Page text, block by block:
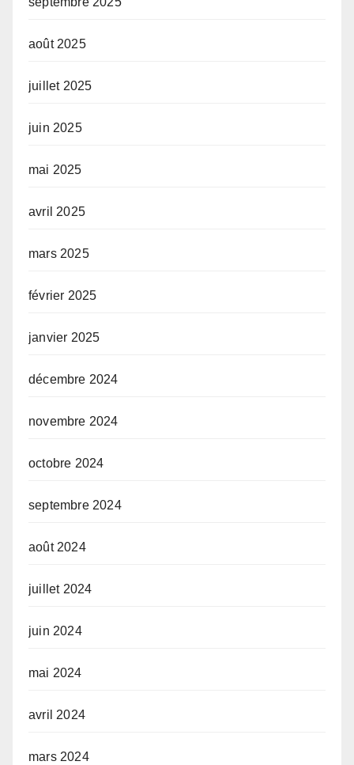
août 2025
juillet 2025
juin 2025
mai 2025
avril 2025
mars 2025
février 2025
janvier 2025
décembre 2024
novembre 2024
octobre 2024
septembre 2024
août 2024
juillet 2024
juin 2024
mai 2024
avril 2024
mars 2024